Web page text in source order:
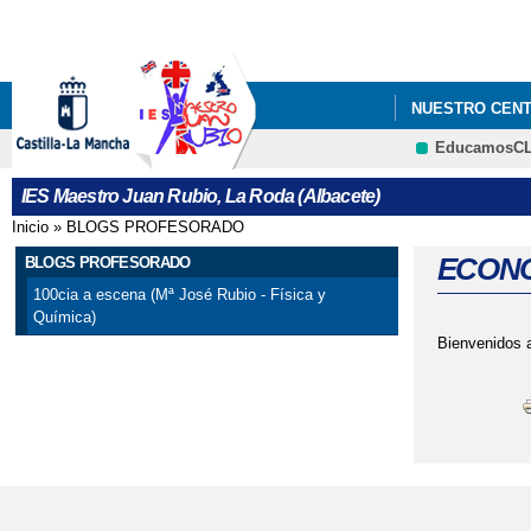
NUESTRO
IES Maestro Juan Rubio, La Roda (Albacete)
Se encuentra usted aquí
Inicio » BLOGS PROFESORADO
BLOGS PROFESORADO
100cia a escena (Mª José Rubio - Física y
Química)
Bienvenidos